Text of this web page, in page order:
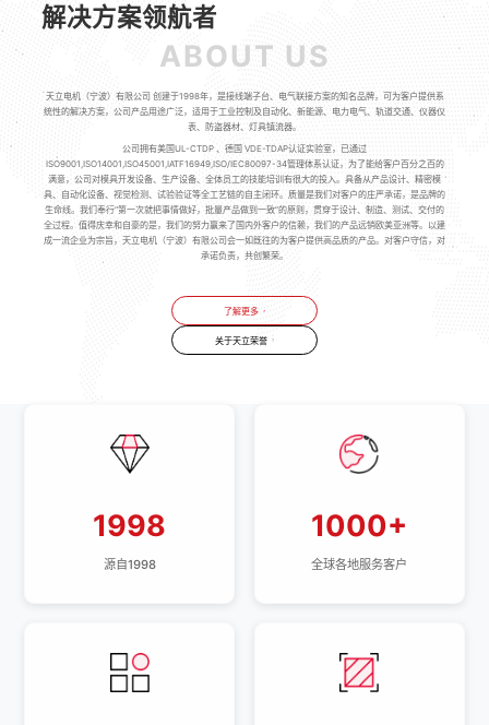
解决方案领航者
ABOUT US
天立电机（宁波）有限公司 创建于1998年，是接线端子台、电气联接方案的知名品牌，可为客户提供系
统性的解决方案，公司产品用途广泛，适用于工业控制及自动化、新能源、电力电气、轨道交通、仪器仪
表、防盗器材、灯具镇流器。
公司拥有美国UL-CTDP 、德国 VDE-TDAP认证实验室，已通过
ISO9001,ISO14001,ISO45001,IATF16949,ISO/IEC80097-34管理体系认证，为了能给客户百分之百的
满意，公司对模具开发设备、生产设备、全体员工的技能培训有很大的投入。具备从产品设计、精密模
具、自动化设备、视觉检测、试验验证等全工艺链的自主闭环。质量是我们对客户的庄严承诺，是品牌的
生命线。我们奉行“第一次就把事情做好，批量产品做到一致”的原则，贯穿于设计、制造、测试、交付的
全过程。值得庆幸和自豪的是，我们的努力赢来了国内外客户的信赖，我们的产品远销欧美亚洲等。以建
成一流企业为宗旨，天立电机（宁波）有限公司会一如既往的为客户提供高品质的产品。对客户守信，对
承诺负责，共创繁荣。
了解更多
关于天立荣誉
源自1998
1998
全球各地服务客户
1000+